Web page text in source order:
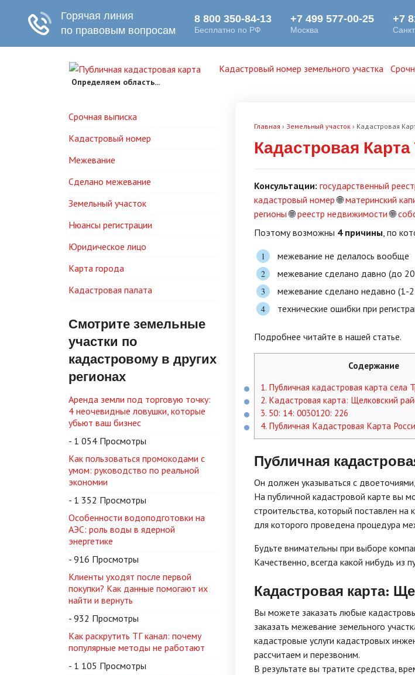
Кадастровый номер земельного участка
Определяем область...
Главная › Земельный участок › Кадастровая
Кадастровая
Консультации: государственный
кадастровый номер🌐материнский
регионы🌐реестр недвижимости🌐
Поэтому возможны 4 причины, по
межевание не делалось вообще
межевание сделано давно (до
межевание сделано недавно (1-
технические ошибки при
Подробнее читайте в нашей статье.
Содержание
1. Публичная кадастровая карта села
2. Кадастровая карта: Щелковский
3. 50: 14: 0030120: 226
4. Публичная Кадастровая Карта
Публичная
Он должен указываться с
На публичной кадастровой карте вы
строительства, который поставлен
для которого проведена процедура
Будьте внимательны при выборе
Качественно, всегда какой нибудь из
Кадастровая карта:
Вы можете заказать любые
заказать межевание земельного
кадастровые услуги кадастровых
рассчитаем и перезвоним.
В результате вы тратите средства,
Срочная выписка
Кадастровый номер
Межевание
Сделано межевание
Земельный участок
Нюансы регистрации
Юридическое лицо
Карта города
Кадастровая палата
Смотрите земельные
участки по
кадастровому в других
регионах
Аренда земли под торговую точку:
4 неочевидные ловушки, которые
убьют ваш бизнес
- 1 054 Просмотры
Как пользоваться промокодами с
умом: руководство по реальной
экономии
- 1 352 Просмотры
Особенности водоподготовки на
АЭС: роль воды в ядерной
энергетике
- 916 Просмотры
Клиенты уходят после первой
покупки? Как данные помогают их
найти и вернуть
- 932 Просмотры
Как раскрутить ТГ канал: почему
популярные методы не работают
- 1 105 Просмотры